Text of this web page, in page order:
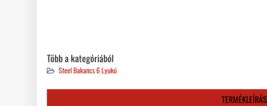
Több a kategóriából
Steel Bakancs 6 Lyukú
TERMÉKLEÍRÁS